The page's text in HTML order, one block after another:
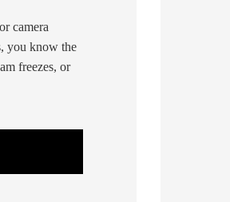
camera
you know the
freezes, or